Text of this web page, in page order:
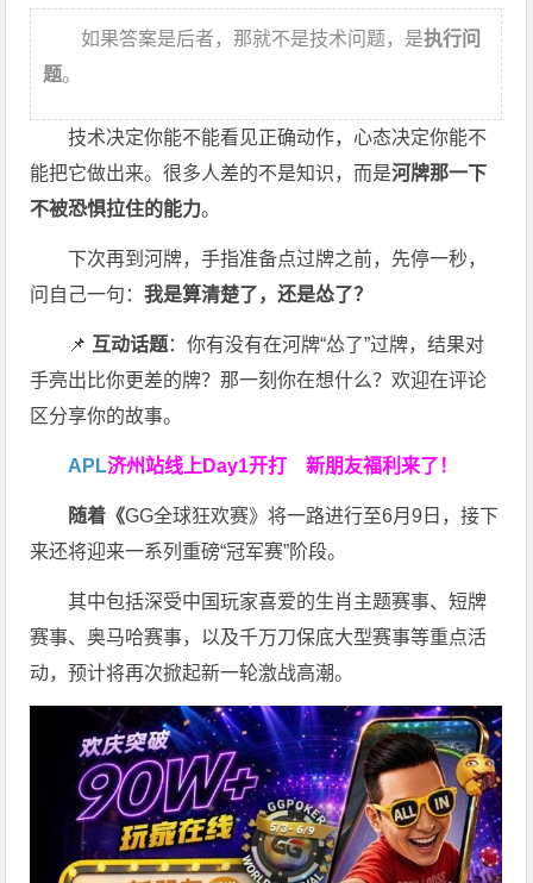
如果答案是后者，那就不是技术问题，是执行问
题。
技术决定你能不能看见正确动作，心态决定你能不
能把它做出来。很多人差的不是知识，而是河牌那一下
不被恐惧拉住的能力。
下次再到河牌，手指准备点过牌之前，先停一秒，
问自己一句：我是算清楚了，还是怂了？
📌 互动话题：你有没有在河牌“怂了”过牌，结果对
手亮出比你更差的牌？那一刻你在想什么？欢迎在评论
区分享你的故事。
APL济州站线上Day1开打新朋友福利来了！
随着《GG全球狂欢赛》将一路进行至6月9日，接下
来还将迎来一系列重磅“冠军赛”阶段。
其中包括深受中国玩家喜爱的生肖主题赛事、短牌
赛事、奥马哈赛事，以及千万刀保底大型赛事等重点活
动，预计将再次掀起新一轮激战高潮。